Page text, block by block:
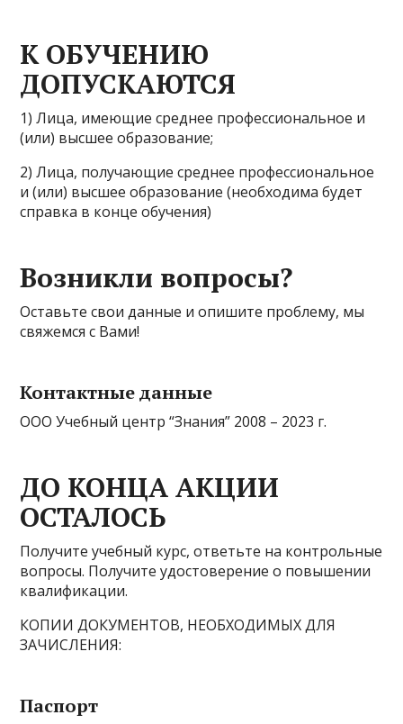
К ОБУЧЕНИЮ
ДОПУСКАЮТСЯ
1) Лица, имеющие среднее профессиональное и
(или) высшее образование;
2) Лица, получающие среднее профессиональное
и (или) высшее образование (необходима будет
справка в конце обучения)
Возникли вопросы?
Оставьте свои данные и опишите проблему, мы
свяжемся с Вами!
Контактные данные
ООО Учебный центр “Знания” 2008 – 2023 г.
ДО КОНЦА АКЦИИ
ОСТАЛОСЬ
Получите учебный курс, ответьте на контрольные
вопросы. Получите удостоверение о повышении
квалификации.
КОПИИ ДОКУМЕНТОВ, НЕОБХОДИМЫХ ДЛЯ
ЗАЧИСЛЕНИЯ:
Паспорт